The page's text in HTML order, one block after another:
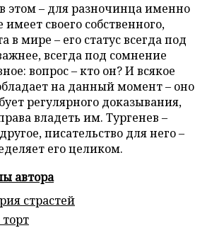
этом – для разночинца именно
своего собственного,
в мире – его статус всегда под
всегда под сомнение
вопрос – кто он? И всякое
на данный момент – оно
регулярного доказывания,
владеть им. Тургенев –
писательство для него –
его целиком.
автора
страстей